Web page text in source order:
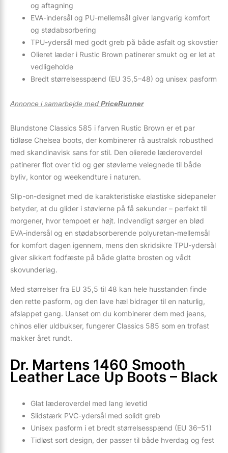
og aftagning
EVA-indersål og PU-mellemsål giver langvarig komfort
og stødabsorbering
TPU-ydersål med godt greb på både asfalt og skovstier
Olieret læder i Rustic Brown patinerer smukt og er let at
vedligeholde
Bredt størrelsesspænd (EU 35,5–48) og unisex pasform
Annonce i samarbejde med PriceRunner
Blundstone Classics 585 i farven Rustic Brown er et par
tidløse Chelsea boots, der kombinerer rå australsk robusthed
med skandinavisk sans for stil. Den olierede læderoverdel
patinerer flot over tid og gør støvlerne velegnede til både
byliv, kontor og weekendture i naturen.
Slip-on-designet med de karakteristiske elastiske sidepaneler
betyder, at du glider i støvlerne på få sekunder – perfekt til
morgener, hvor tempoet er højt. Indvendigt sørger en blød
EVA-indersål og en stødabsorberende polyuretan-mellemsål
for komfort dagen igennem, mens den skridsikre TPU-ydersål
giver sikkert fodfæste på både glatte brosten og vådt
skovunderlag.
Med størrelser fra EU 35,5 til 48 kan hele husstanden finde
den rette pasform, og den lave hæl bidrager til en naturlig,
afslappet gang. Uanset om du kombinerer dem med jeans,
chinos eller uldbukser, fungerer Classics 585 som en trofast
makker året rundt.
Dr. Martens 1460 Smooth
Leather Lace Up Boots – Black
Glat læderoverdel med lang levetid
Slidstærk PVC-ydersål med solidt greb
Unisex pasform i et bredt størrelsesspænd (EU 36–51)
Tidløst sort design, der passer til både hverdag og fest